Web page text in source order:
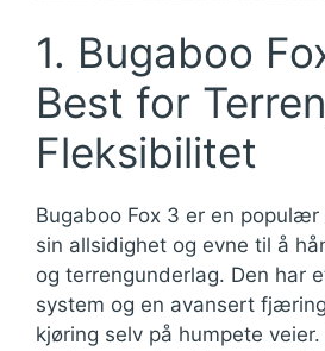
1. Bugaboo
Best for
Fleksibilitet
Bugaboo Fox 3 er en
sin allsidighet og evne til å
og terrengunderlag. Den har
system og en avansert
kjøring selv på humpete